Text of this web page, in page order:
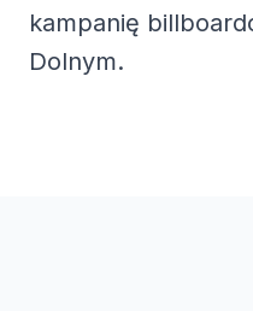
kampanię
Dolnym.